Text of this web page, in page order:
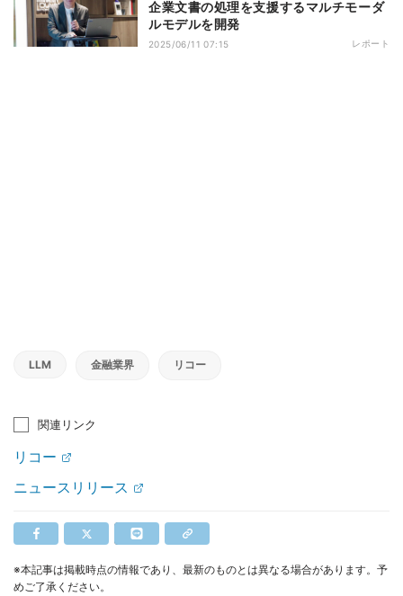
企業文書の処理を支援するマルチモーダ
ルモデルを開発
2025/06/11 07:15 レポート
LLM 金融業界 リコー
関連リンク
リコー
ニュースリリース
※本記事は掲載時点の情報であり、最新のものとは異なる場合があります。予
めご了承ください。